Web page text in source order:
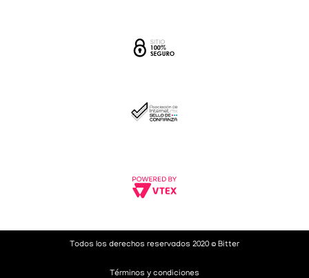
Todos los derechos reservados 2020 © Bitter
Términos y condiciones